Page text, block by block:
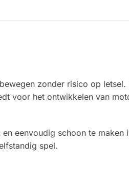
zonder risico op letsel.
voor het ontwikkelen van
eenvoudig schoon te maken
spel.